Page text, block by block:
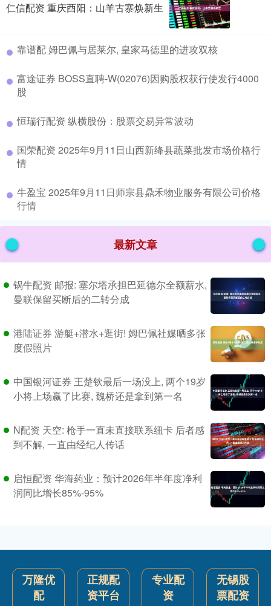
仁信配资 重庆酉阳：山羊古寨焕新生
​靠谱配 姆巴佩与居莱尔, 皇家马德里的进攻双核
​富途证券 BOSS直聘-W(02076)因购股权获行使发行4000
股
​恒瑞行配资 纵横股份：股票交易异常波动
​国荣配资 2025年9月11日山西新绛县蔬菜批发市场价格行
情
​牛盈宝 2025年9月11日师宗县鼎禾物业服务有限公司价格
行情
最新文章
锅牛配资 邮报: 塞尔塔承担巴延德尔全额薪水,
曼联保留买断后的二转分成
港陆证券 游艇+潜水+逛街! 姆巴佩社媒晒多张
度假照片
中国银河证券 王楚钦最后一场没上, 两个19岁
小将上场赢了比赛, 魏桥还是拿到第一名
N配资 天空: 枪手一直未直接联系纽卡 后者感
到不解, 一直由经纪人传话
启恒配资 华海药业：预计2026年半年度净利
润同比增长85%-95%
万隆优
配
正规配
资平台
专业配
资
无锡股
票配资